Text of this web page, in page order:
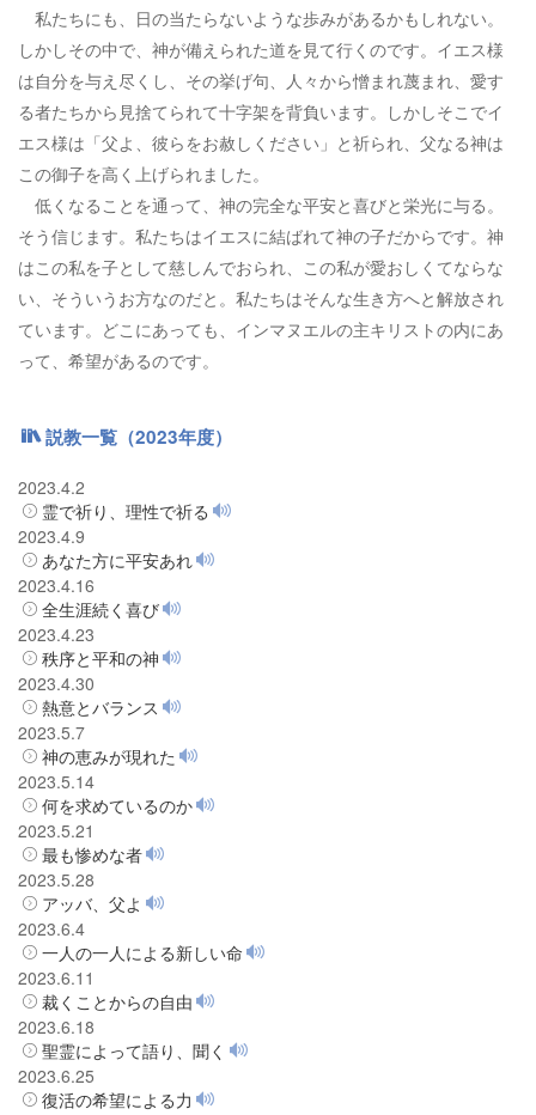
私たちにも、日の当たらないような歩みがあるかもしれない。
しかしその中で、神が備えられた道を見て行くのです。イエス様
は自分を与え尽くし、その挙げ句、人々から憎まれ蔑まれ、愛す
る者たちから見捨てられて十字架を背負います。しかしそこでイ
エス様は「父よ、彼らをお赦しください」と祈られ、父なる神は
この御子を高く上げられました。
低くなることを通って、神の完全な平安と喜びと栄光に与る。
そう信じます。私たちはイエスに結ばれて神の子だからです。神
はこの私を子として慈しんでおられ、この私が愛おしくてならな
い、そういうお方なのだと。私たちはそんな生き方へと解放され
ています。どこにあっても、インマヌエルの主キリストの内にあ
って、希望があるのです。
説教一覧（2023年度）
2023.4.2
霊で祈り、理性で祈る
2023.4.9
あなた方に平安あれ
2023.4.16
全生涯続く喜び
2023.4.23
秩序と平和の神
2023.4.30
熱意とバランス
2023.5.7
神の恵みが現れた
2023.5.14
何を求めているのか
2023.5.21
最も惨めな者
2023.5.28
アッバ、父よ
2023.6.4
一人の一人による新しい命
2023.6.11
裁くことからの自由
2023.6.18
聖霊によって語り、聞く
2023.6.25
復活の希望による力